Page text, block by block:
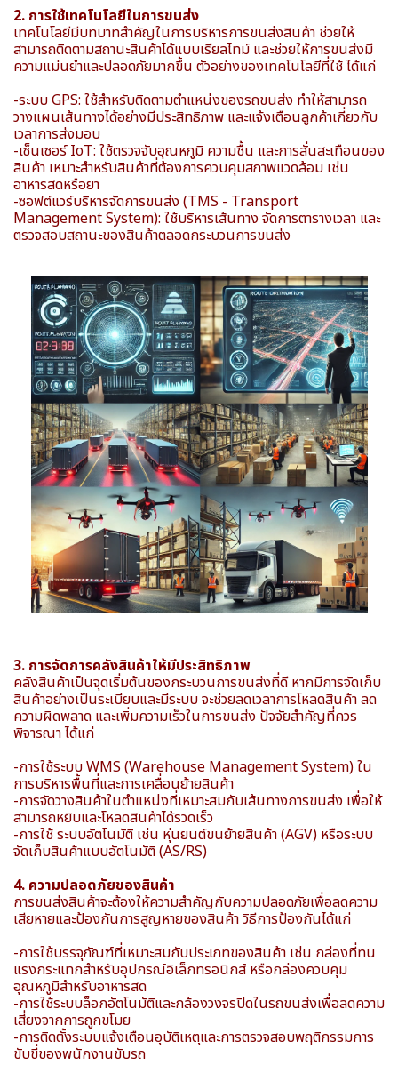
2. การใช้เทคโนโลยีในการขนส่ง
เทคโนโลยีมีบทบาทสำคัญในการบริหารการขนส่งสินค้า ช่วยให้
สามารถติดตามสถานะสินค้าได้แบบเรียลไทม์ และช่วยให้การขนส่งมี
ความแม่นยำและปลอดภัยมากขึ้น ตัวอย่างของเทคโนโลยีที่ใช้ ได้แก่
-ระบบ GPS: ใช้สำหรับติดตามตำแหน่งของรถขนส่ง ทำให้สามารถ
วางแผนเส้นทางได้อย่างมีประสิทธิภาพ และแจ้งเตือนลูกค้าเกี่ยวกับ
เวลาการส่งมอบ
-เซ็นเซอร์ IoT: ใช้ตรวจจับอุณหภูมิ ความชื้น และการสั่นสะเทือนของ
สินค้า เหมาะสำหรับสินค้าที่ต้องการควบคุมสภาพแวดล้อม เช่น
อาหารสดหรือยา
-ซอฟต์แวร์บริหารจัดการขนส่ง (TMS - Transport
Management System): ใช้บริหารเส้นทาง จัดการตารางเวลา และ
ตรวจสอบสถานะของสินค้าตลอดกระบวนการขนส่ง
3. การจัดการคลังสินค้าให้มีประสิทธิภาพ
คลังสินค้าเป็นจุดเริ่มต้นของกระบวนการขนส่งที่ดี หากมีการจัดเก็บ
สินค้าอย่างเป็นระเบียบและมีระบบ จะช่วยลดเวลาการโหลดสินค้า ลด
ความผิดพลาด และเพิ่มความเร็วในการขนส่ง ปัจจัยสำคัญที่ควร
พิจารณา ได้แก่
-การใช้ระบบ WMS (Warehouse Management System) ใน
การบริหารพื้นที่และการเคลื่อนย้ายสินค้า
-การจัดวางสินค้าในตำแหน่งที่เหมาะสมกับเส้นทางการขนส่ง เพื่อให้
สามารถหยิบและโหลดสินค้าได้รวดเร็ว
-การใช้ ระบบอัตโนมัติ เช่น หุ่นยนต์ขนย้ายสินค้า (AGV) หรือระบบ
จัดเก็บสินค้าแบบอัตโนมัติ (AS/RS)
4. ความปลอดภัยของสินค้า
การขนส่งสินค้าจะต้องให้ความสำคัญกับความปลอดภัยเพื่อลดความ
เสียหายและป้องกันการสูญหายของสินค้า วิธีการป้องกันได้แก่
-การใช้บรรจุภัณฑ์ที่เหมาะสมกับประเภทของสินค้า เช่น กล่องที่ทน
แรงกระแทกสำหรับอุปกรณ์อิเล็กทรอนิกส์ หรือกล่องควบคุม
อุณหภูมิสำหรับอาหารสด
-การใช้ระบบล็อกอัตโนมัติและกล้องวงจรปิดในรถขนส่งเพื่อลดความ
เสี่ยงจากการถูกขโมย
-การติดตั้งระบบแจ้งเตือนอุบัติเหตุและการตรวจสอบพฤติกรรมการ
ขับขี่ของพนักงานขับรถ